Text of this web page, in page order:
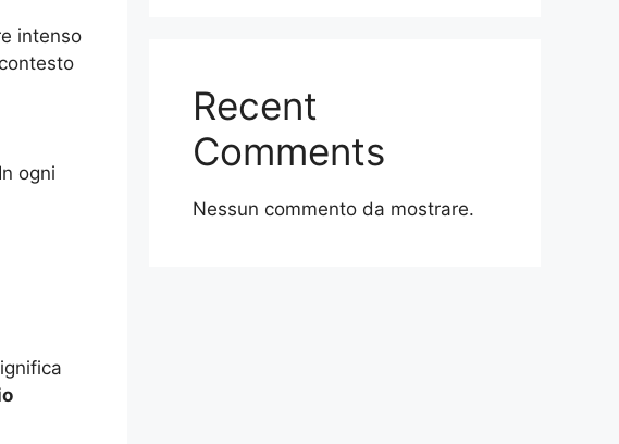
intenso
ogni
Recent
Comments
Nessun commento da mostrare.